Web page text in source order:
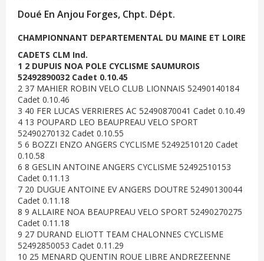
Doué En Anjou Forges, Chpt. Dépt.
CHAMPIONNANT DEPARTEMENTAL DU MAINE ET LOIRE
CADETS CLM Ind.
1 2 DUPUIS NOA POLE CYCLISME SAUMUROIS
52492890032 Cadet 0.10.45
2 37 MAHIER ROBIN VELO CLUB LIONNAIS 52490140184
Cadet 0.10.46
3 40 FER LUCAS VERRIERES AC 52490870041 Cadet 0.10.49
4 13 POUPARD LEO BEAUPREAU VELO SPORT
52490270132 Cadet 0.10.55
5 6 BOZZI ENZO ANGERS CYCLISME 52492510120 Cadet
0.10.58
6 8 GESLIN ANTOINE ANGERS CYCLISME 52492510153
Cadet 0.11.13
7 20 DUGUE ANTOINE EV ANGERS DOUTRE 52490130044
Cadet 0.11.18
8 9 ALLAIRE NOA BEAUPREAU VELO SPORT 52490270275
Cadet 0.11.18
9 27 DURAND ELIOTT TEAM CHALONNES CYCLISME
52492850053 Cadet 0.11.29
10 25 MENARD QUENTIN ROUE LIBRE ANDREZEENNE